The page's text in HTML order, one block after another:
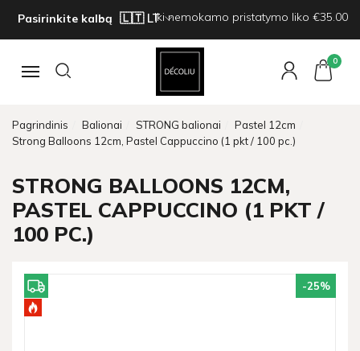
Pasirinkite kalbą Iki nemokamo pristatymo liko €35.00
Navigacija
0
Pagrindinis Balionai STRONG balionai
Pastel 12cm
Strong Balloons 12cm, Pastel Cappuccino (1 pkt / 100 pc.)
STRONG BALLOONS 12CM,
PASTEL CAPPUCCINO (1 PKT /
100 PC.)
-25%